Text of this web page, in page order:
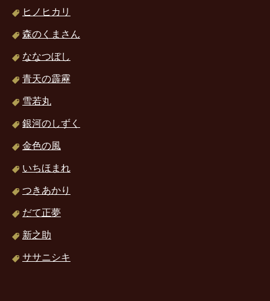
ヒノヒカリ
森のくまさん
ななつぼし
青天の霹靂
雪若丸
銀河のしずく
金色の風
いちほまれ
つきあかり
だて正夢
新之助
ササニシキ